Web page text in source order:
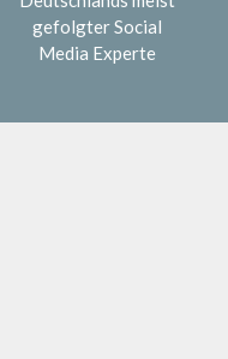
gefolgter Social
Media Experte